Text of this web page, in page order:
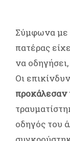
Σύμφωνα με
πατέρας
να
Οι
προκάλεσαν
οδηγός του